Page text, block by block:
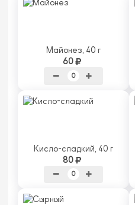
Майонез, 40 г
60
Кисло-сладкий, 40 г
80